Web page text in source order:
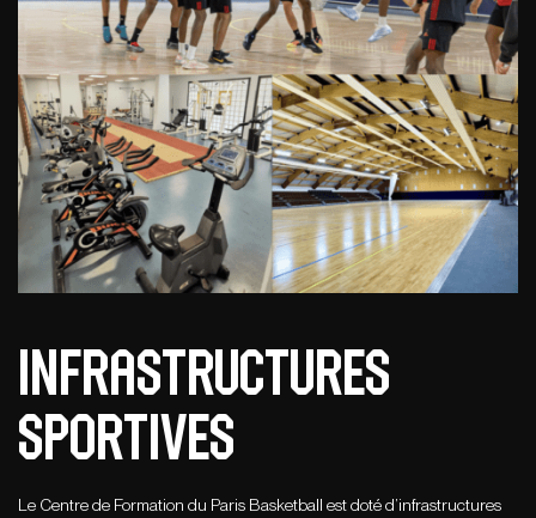
Infrastructures
sportives
Le Centre de Formation du Paris Basketball est doté d’infrastructures